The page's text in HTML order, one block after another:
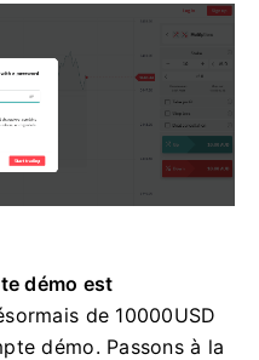
démo est
de 10000USD
démo. Passons à la